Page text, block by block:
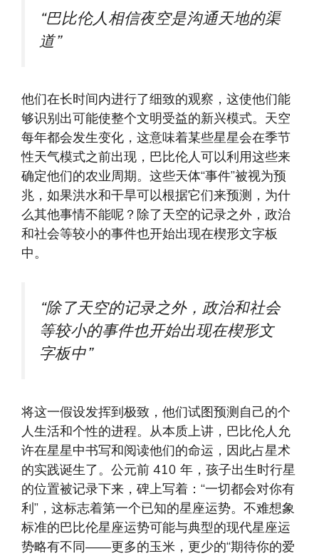
“巴比伦人相信夜空是沟通天地的渠
道”
他们在长时间内进行了细致的观察，这使他们能
够识别出可能使整个文明受益的新兴模式。天空
每年都会发生变化，这意味着某些星星会在季节
性天气模式之前出现，巴比伦人可以利用这些来
确定他们的农业周期。这些天体“事件”被视为预
兆，如果洪水和干旱可以根据它们来预测，为什
么其他事情不能呢？除了天空的记录之外，政治
和社会等较小的事件也开始出现在楔形文字板
中。
“除了天空的记录之外，政治和社会
等较小的事件也开始出现在楔形文
字板中”
将这一假设发挥到极致，他们试图预测自己的个
人生活和个性的进程。从本质上讲，巴比伦人允
许在星星中书写和阅读他们的命运，因此占星术
的实践诞生了。公元前 410 年，孩子出生时行星
的位置被记录下来，碑上写着：“一切都会对你有
利”，这标志着第一个已知的星座运势。不难想象
标准的巴比伦星座运势可能与典型的现代星座运
势略有不同——更多的玉米，更少的“期待你的爱